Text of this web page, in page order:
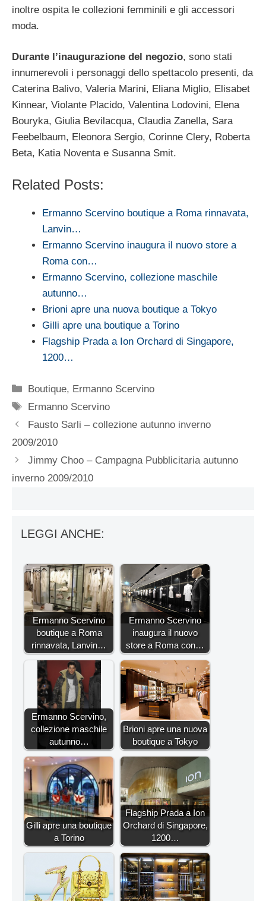
inoltre ospita le collezioni femminili e gli accessori
moda.
Durante l’inaugurazione del negozio, sono stati
innumerevoli i personaggi dello spettacolo presenti, da
Caterina Balivo, Valeria Marini, Eliana Miglio, Elisabet
Kinnear, Violante Placido, Valentina Lodovini, Elena
Bouryka, Giulia Bevilacqua, Claudia Zanella, Sara
Feebelbaum, Eleonora Sergio, Corinne Clery, Roberta
Beta, Katia Noventa e Susanna Smit.
Related Posts:
Ermanno Scervino boutique a Roma rinnavata,
Lanvin…
Ermanno Scervino inaugura il nuovo store a
Roma con…
Ermanno Scervino, collezione maschile
autunno…
Brioni apre una nuova boutique a Tokyo
Gilli apre una boutique a Torino
Flagship Prada a Ion Orchard di Singapore,
1200…
Categorie
Boutique, Ermanno Scervino
Tag
Ermanno Scervino
Fausto Sarli – collezione autunno inverno
2009/2010
Jimmy Choo – Campagna Pubblicitaria autunno
inverno 2009/2010
LEGGI ANCHE:
Ermanno Scervino
boutique a Roma
rinnavata, Lanvin…
Ermanno Scervino
inaugura il nuovo
store a Roma con…
Ermanno Scervino,
collezione maschile
autunno…
Brioni apre una nuova
boutique a Tokyo
Gilli apre una boutique
a Torino
Flagship Prada a Ion
Orchard di Singapore,
1200…